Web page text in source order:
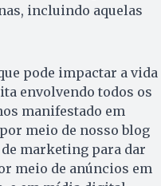
incluindo aquelas
pode impactar a vida
envolvendo todos os
manifestado em
meio de nosso blog
marketing para dar
meio de anúncios em